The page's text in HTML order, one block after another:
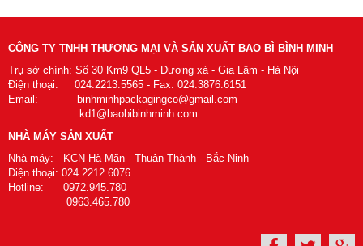
CÔNG TY TNHH THƯƠNG MẠI VÀ SẢN XUẤT BAO BÌ BÌNH MINH
Trụ sở chính: Số 30 Km9 QL5 - Dương xá - Gia Lâm - Hà Nội
Điện thoại: 024.2213.5565 - Fax: 024.3876.6151
Email: binhminhpackagingco@gmail.com
kd1@baobibinhminh.com
NHÀ MÁY SẢN XUẤT
Nhà máy: KCN Hà Mãn - Thuận Thành - Bắc Ninh
Điện thoại: 024.2212.6076
Hotline: 0972.945.780
0963.465.780